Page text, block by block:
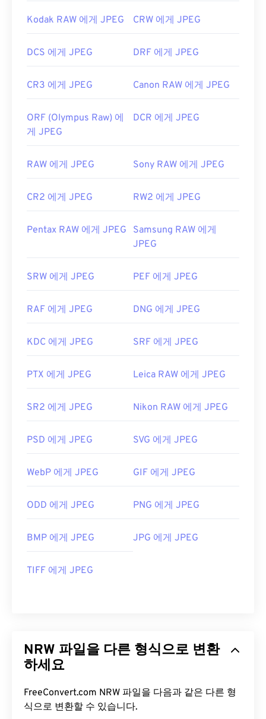
Kodak RAW 에게 JPEG CRW 에게 JPEG
DCS 에게 JPEG DRF 에게 JPEG
CR3 에게 JPEG Canon RAW 에게 JPEG
ORF (Olympus Raw) 에
게 JPEG
DCR 에게 JPEG
RAW 에게 JPEG Sony RAW 에게 JPEG
CR2 에게 JPEG RW2 에게 JPEG
Pentax RAW 에게 JPEG
Samsung RAW 에게
JPEG
SRW 에게 JPEG PEF 에게 JPEG
RAF 에게 JPEG DNG 에게 JPEG
KDC 에게 JPEG SRF 에게 JPEG
PTX 에게 JPEG Leica RAW 에게 JPEG
SR2 에게 JPEG Nikon RAW 에게 JPEG
PSD 에게 JPEG SVG 에게 JPEG
WebP 에게 JPEG GIF 에게 JPEG
ODD 에게 JPEG PNG 에게 JPEG
BMP 에게 JPEG JPG 에게 JPEG
TIFF 에게 JPEG
NRW 파일을 다른 형식으로 변환
하세요
FreeConvert.com NRW 파일을 다음과 같은 다른 형
식으로 변환할 수 있습니다.